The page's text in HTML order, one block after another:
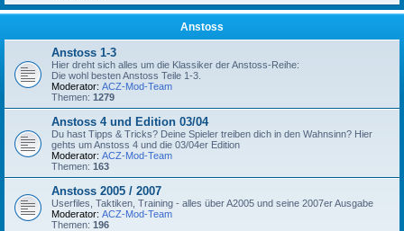
Anstoss
Anstoss 1-3
Hier dreht sich alles um die Klassiker der Anstoss-Reihe:
Die wohl besten Anstoss Teile 1-3.
Moderator: ACZ-Mod-Team
Themen: 1279
Anstoss 4 und Edition 03/04
Du hast Tipps & Tricks? Deine Spieler treiben dich in den Wahnsinn? Hier
gehts um Anstoss 4 und die 03/04er Edition
Moderator: ACZ-Mod-Team
Themen: 163
Anstoss 2005 / 2007
Userfiles, Taktiken, Training - alles über A2005 und seine 2007er Ausgabe
Moderator: ACZ-Mod-Team
Themen: 196